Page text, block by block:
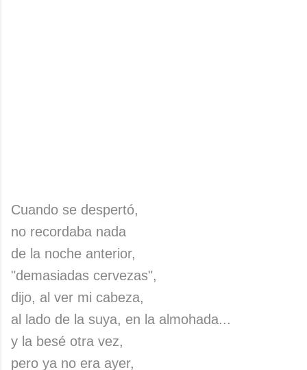
Cuando se despertó,
no recordaba nada
de la noche anterior,
"demasiadas cervezas",
dijo, al ver mi cabeza,
al lado de la suya, en la almohada...
y la besé otra vez,
pero ya no era ayer,